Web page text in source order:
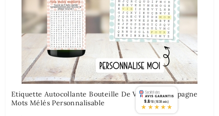
Etiquette Autocollante Bouteille De Vin Ou Champagne
Mots Mélés Personnalisable
9.8/10 (1638 avis)
★★★★★